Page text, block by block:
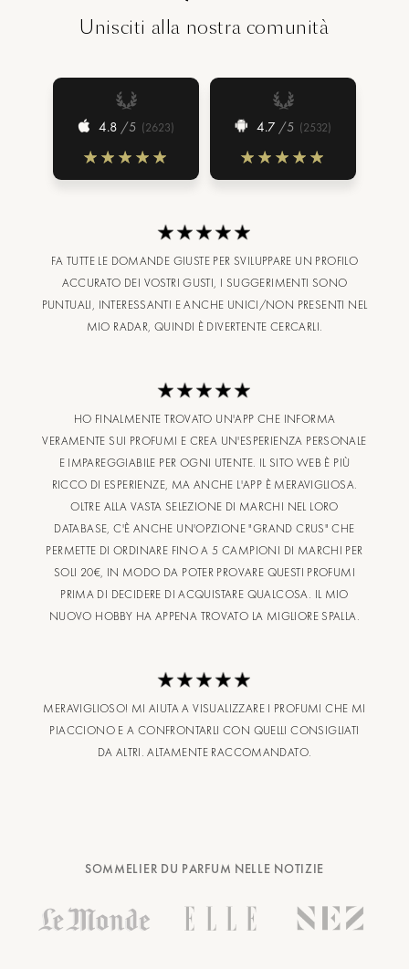
Unisciti alla nostra comunità
4.8 /5 (2623) 4.7 /5 (2532)
FA TUTTE LE DOMANDE GIUSTE PER SVILUPPARE UN PROFILO
ACCURATO DEI VOSTRI GUSTI, I SUGGERIMENTI SONO
PUNTUALI, INTERESSANTI E ANCHE UNICI/NON PRESENTI NEL
MIO RADAR, QUINDI È DIVERTENTE CERCARLI.
HO FINALMENTE TROVATO UN'APP CHE INFORMA
VERAMENTE SUI PROFUMI E CREA UN'ESPERIENZA PERSONALE
E IMPAREGGIABILE PER OGNI UTENTE. IL SITO WEB È PIÙ
RICCO DI ESPERIENZE, MA ANCHE L'APP È MERAVIGLIOSA.
OLTRE ALLA VASTA SELEZIONE DI MARCHI NEL LORO
DATABASE, C'È ANCHE UN'OPZIONE "GRAND CRUS" CHE
PERMETTE DI ORDINARE FINO A 5 CAMPIONI DI MARCHI PER
SOLI 20€, IN MODO DA POTER PROVARE QUESTI PROFUMI
PRIMA DI DECIDERE DI ACQUISTARE QUALCOSA. IL MIO
NUOVO HOBBY HA APPENA TROVATO LA MIGLIORE SPALLA.
MERAVIGLIOSO! MI AIUTA A VISUALIZZARE I PROFUMI CHE MI
PIACCIONO E A CONFRONTARLI CON QUELLI CONSIGLIATI
DA ALTRI. ALTAMENTE RACCOMANDATO.
SOMMELIER DU PARFUM NELLE NOTIZIE